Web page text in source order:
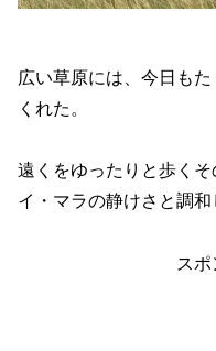
広い草原には、今日も
くれた。
遠くをゆったりと歩く
イ・マラの静けさと調和
ス